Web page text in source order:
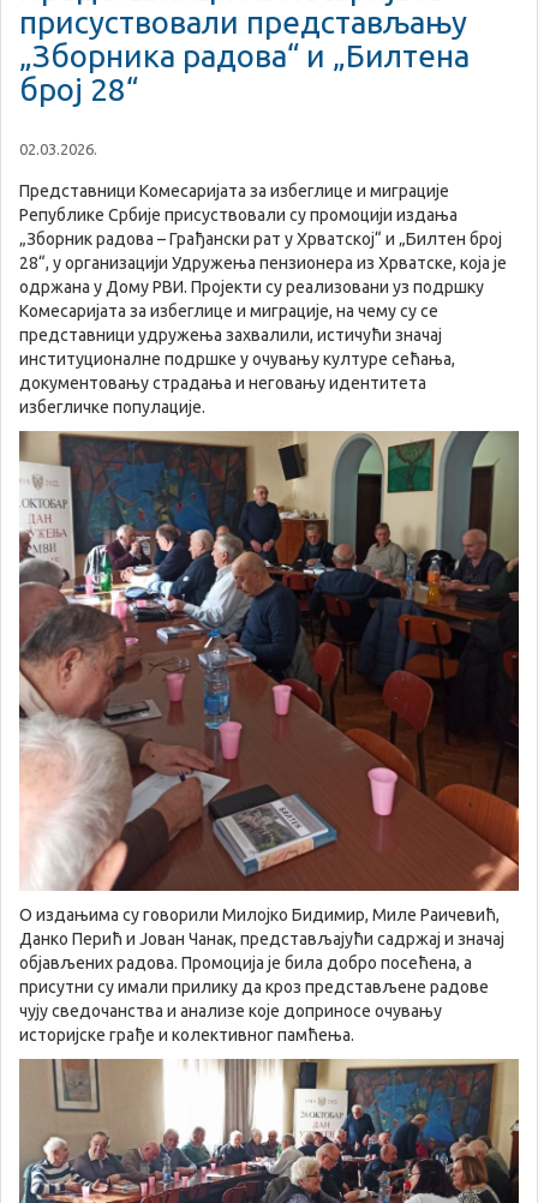
присуствовали представљању
„Зборника радова“ и „Билтена
број 28“
02.03.2026.
Представници Комесаријата за избеглице и миграције
Републике Србије присуствовали су промоцији издања
„Зборник радова – Грађански рат у Хрватској“ и „Билтен број
28“, у организацији Удружења пензионера из Хрватске, која је
одржана у Дому РВИ. Пројекти су реализовани уз подршку
Комесаријата за избеглице и миграције, на чему су се
представници удружења захвалили, истичући значај
институционалне подршке у очувању културе сећања,
документовању страдања и неговању идентитета
избегличке популације.
О издањима су говорили Милојко Бидимир, Миле Раичевић,
Данко Перић и Јован Чанак, представљајући садржај и значај
објављених радова. Промоција је била добро посећена, а
присутни су имали прилику да кроз представљене радове
чују сведочанства и анализе које доприносе очувању
историјске грађе и колективног памћења.